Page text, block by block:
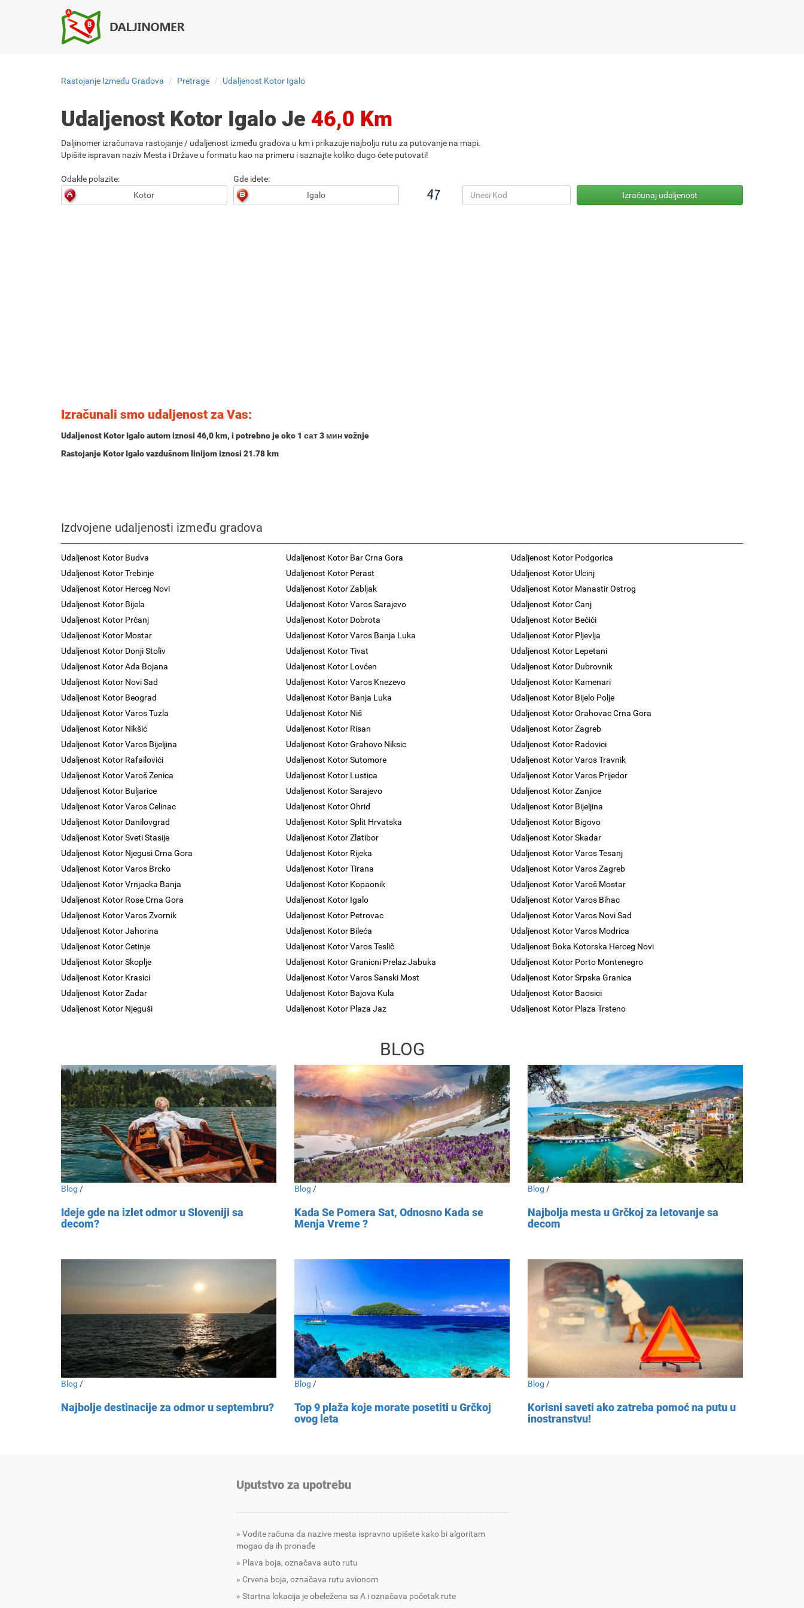
Rastojanje Između Gradova Pretrage Udaljenost Kotor Igalo
Udaljenost Kotor Igalo Je 46,0 Km
Daljinomer izračunava rastojanje / udaljenost između gradova u km i prikazuje najbolju rutu za putovanje na mapi.
Upišite ispravan naziv Mesta i Države u formatu kao na primeru i saznajte koliko dugo ćete putovati!
Odakle polazite: Gde idete:
Izračunali smo udaljenost za Vas:
Udaljenost Kotor Igalo autom iznosi 46,0 km, i potrebno je oko 1 сат 3 минvožnje
Rastojanje Kotor Igalo vazdušnom linijom iznosi 21.78 km
Izdvojene udaljenosti između gradova
Udaljenost Kotor Budva Udaljenost Kotor Bar Crna Gora
Udaljenost Kotor Podgorica
Udaljenost Kotor Trebinje
Udaljenost Kotor Perast
Udaljenost Kotor Ulcinj
Udaljenost Kotor Herceg Novi
Udaljenost Kotor Zabljak
Udaljenost Kotor Manastir Ostrog
Udaljenost Kotor Bijela
Udaljenost Kotor Varos Sarajevo
Udaljenost Kotor Canj
Udaljenost Kotor Prčanj
Udaljenost Kotor Dobrota
Udaljenost Kotor Bečići
Udaljenost Kotor Mostar
Udaljenost Kotor Varos Banja Luka
Udaljenost Kotor Pljevlja
Udaljenost Kotor Donji Stoliv
Udaljenost Kotor Tivat
Udaljenost Kotor Lepetani
Udaljenost Kotor Ada Bojana
Udaljenost Kotor Lovćen
Udaljenost Kotor Dubrovnik
Udaljenost Kotor Novi Sad
Udaljenost Kotor Varos Knezevo
Udaljenost Kotor Kamenari
Udaljenost Kotor Beograd
Udaljenost Kotor Banja Luka
Udaljenost Kotor Bijelo Polje
Udaljenost Kotor Varos Tuzla
Udaljenost Kotor Niš
Udaljenost Kotor Orahovac Crna Gora
Udaljenost Kotor Nikšić
Udaljenost Kotor Risan
Udaljenost Kotor Zagreb
Udaljenost Kotor Varos Bijeljina
Udaljenost Kotor Grahovo Niksic
Udaljenost Kotor Radovici
Udaljenost Kotor Rafailovići
Udaljenost Kotor Sutomore
Udaljenost Kotor Varos Travnik
Udaljenost Kotor Varoš Zenica
Udaljenost Kotor Lustica
Udaljenost Kotor Varos Prijedor
Udaljenost Kotor Buljarice
Udaljenost Kotor Sarajevo
Udaljenost Kotor Zanjice
Udaljenost Kotor Varos Celinac
Udaljenost Kotor Ohrid
Udaljenost Kotor Bijeljina
Udaljenost Kotor Danilovgrad
Udaljenost Kotor Split Hrvatska
Udaljenost Kotor Bigovo
Udaljenost Kotor Sveti Stasije
Udaljenost Kotor Zlatibor
Udaljenost Kotor Skadar
Udaljenost Kotor Njegusi Crna Gora
Udaljenost Kotor Rijeka
Udaljenost Kotor Varos Tesanj
Udaljenost Kotor Varos Brcko
Udaljenost Kotor Tirana
Udaljenost Kotor Varos Zagreb
Udaljenost Kotor Vrnjacka Banja
Udaljenost Kotor Kopaonik
Udaljenost Kotor Varoš Mostar
Udaljenost Kotor Rose Crna Gora
Udaljenost Kotor Igalo
Udaljenost Kotor Varos Bihac
Udaljenost Kotor Varos Zvornik
Udaljenost Kotor Petrovac
Udaljenost Kotor Varos Novi Sad
Udaljenost Kotor Jahorina
Udaljenost Kotor Bileća
Udaljenost Kotor Varos Modrica
Udaljenost Kotor Cetinje
Udaljenost Kotor Varos Teslič
Udaljenost Boka Kotorska Herceg Novi
Udaljenost Kotor Skoplje
Udaljenost Kotor Granicni Prelaz Jabuka
Udaljenost Kotor Porto Montenegro
Udaljenost Kotor Krasici
Udaljenost Kotor Varos Sanski Most
Udaljenost Kotor Srpska Granica
Udaljenost Kotor Zadar
Udaljenost Kotor Bajova Kula
Udaljenost Kotor Baosici
Udaljenost Kotor Njeguši
Udaljenost Kotor Plaza Jaz Udaljenost Kotor Plaza Trsteno
BLOG
Blog /
Ideje gde na izlet odmor u Sloveniji sa
decom?
Blog /
Kada Se Pomera Sat, Odnosno Kada se
Menja Vreme ?
Blog /
Najbolja mesta u Grčkoj za letovanje sa
decom
Blog /
Najbolje destinacije za odmor u septembru?
Blog /
Top 9 plaža koje morate posetiti u Grčkoj
ovog leta
Blog /
Korisni saveti ako zatreba pomoć na putu u
inostranstvu!
Uputstvo za upotrebu
Vodite računa da nazive mesta ispravno upišete kako bi algoritam
mogao da ih pronađe
Plava boja, označava auto rutu
Crvena boja, označava rutu avionom
Startna lokacija je obeležena sa A i označava početak rute